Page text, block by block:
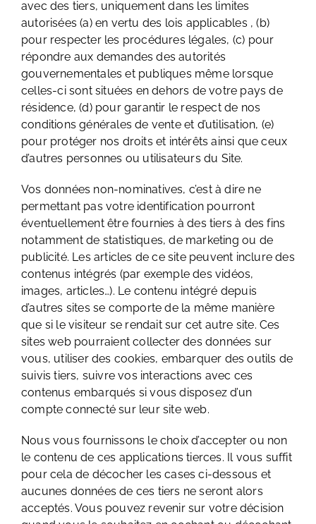
avec des tiers, uniquement dans les limites
autorisées (a) en vertu des lois applicables , (b)
pour respecter les procédures légales, (c) pour
répondre aux demandes des autorités
gouvernementales et publiques même lorsque
celles-ci sont situées en dehors de votre pays de
résidence, (d) pour garantir le respect de nos
conditions générales de vente et d’utilisation, (e)
pour protéger nos droits et intérêts ainsi que ceux
d’autres personnes ou utilisateurs du Site.
Vos données non-nominatives, c’est à dire ne
permettant pas votre identification pourront
éventuellement être fournies à des tiers à des fins
notamment de statistiques, de marketing ou de
publicité. Les articles de ce site peuvent inclure des
contenus intégrés (par exemple des vidéos,
images, articles…). Le contenu intégré depuis
d’autres sites se comporte de la même manière
que si le visiteur se rendait sur cet autre site. Ces
sites web pourraient collecter des données sur
vous, utiliser des cookies, embarquer des outils de
suivis tiers, suivre vos interactions avec ces
contenus embarqués si vous disposez d’un
compte connecté sur leur site web.
Nous vous fournissons le choix d’accepter ou non
le contenu de ces applications tierces. Il vous suffit
pour cela de décocher les cases ci-dessous et
aucunes données de ces tiers ne seront alors
acceptés. Vous pouvez revenir sur votre décision